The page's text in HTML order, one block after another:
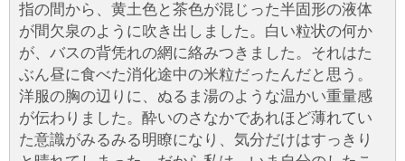
指の間から、黄土色と茶色が混じった半固形の液体
が間欠泉のように吹き出しました。白い粒状の何か
が、バスの背凭れの網に絡みつきました。それはた
ぶん昼に食べた消化途中の米粒だったんだと思う。
洋服の胸の辺りに、ぬるま湯のような温かい重量感
が伝わりました。酔いのさなかであれほど薄れてい
た意識がみるみる明瞭になり、気分だけはすっきり